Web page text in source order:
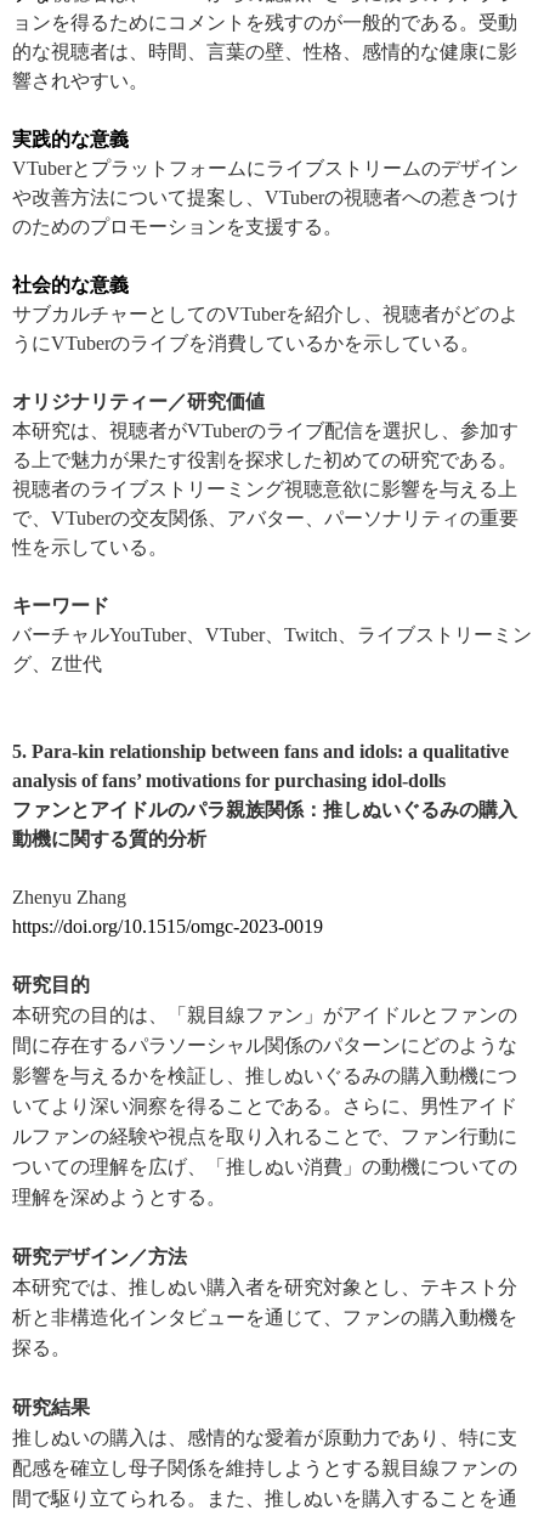
ョンを得るためにコメントを残すのが一般的である。受動
的な視聴者は、時間、言葉の壁、性格、感情的な健康に影
響されやすい。
実践的な意義
VTuberとプラットフォームにライブストリームのデザイン
や改善方法について提案し、 VTuberの視聴者への惹きつけ
のためのプロモーションを支援する。
社会的な意義
サブカルチャーとしてのVTuberを紹介し、視聴者がどのよ
うにVTuberのライブを消費しているかを示している。
オリジナリティー／研究価値
本研究は、視聴者がVTuberのライブ配信を選択し、参加す
る上で魅力が果たす役割を探求した初めての研究である。
視聴者のライブストリーミング視聴意欲に影響を与える上
で、 VTuberの交友関係、アバター、パーソナリティの重要
性を示している。
キーワード
バーチャルYouTuber、 VTuber、 Twitch 、ライブストリーミン
グ、 Z世代
5. Para-kin relationship between fans and idols: a qualitative
analysis of fans’ motivations for purchasing idol-dolls
ファンとアイドルのパラ親族関係：推しぬいぐるみの購入
動機に関する質的分析
Zhenyu Zhang
https://doi.org/10.1515/omgc-2023-0019
研究目的
本研究の目的は、「親目線ファン」がアイドルとファンの
間に存在するパラソーシャル関係のパターンにどのような
影響を与えるかを検証し、推しぬいぐるみの購入動機につ
いてより深い洞察を得ることである。さらに、男性アイド
ルファンの経験や視点を取り入れることで、ファン行動に
ついての理解を広げ、「推しぬい消費」の動機についての
理解を深めようとする。
研究デザイン／方法
本研究では、推しぬい購入者を研究対象とし、テキスト分
析と非構造化インタビューを通じて、ファンの購入動機を
探る。
研究結果
推しぬいの購入は、感情的な愛着が原動力であり、特に支
配感を確立し母子関係を維持しようとする親目線ファンの
間で駆り立てられる。また、推しぬいを購入することを通